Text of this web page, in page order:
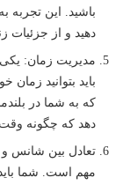
باشید. این تجربه
دهید و از جزئیات
مدیریت زمان:
باید بتوانید زمان
که به شما در
دهد که چگونه وقت
تعادل بین شانس و
مهم است. شما باید